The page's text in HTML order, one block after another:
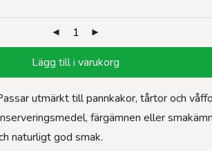
Lägg till i varukorg
utmärkt till pannkakor, tårtor och
färgämnen eller
naturligt god smak.